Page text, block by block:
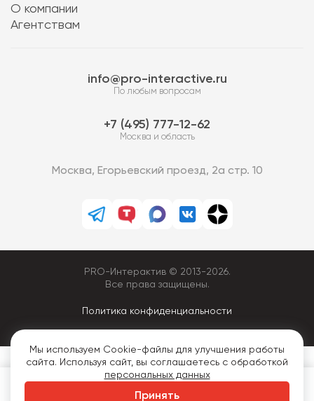
Заказать
О компании
Агентствам
info@pro-interactive.ru
По любым вопросам
7 (495) 777-12-62
Москва и область
Москва, Егорьевский проезд, 2а стр. 10
PRO-Интерактив © 2013-2026.
Все права защищены.
Политика конфиденциальности
Мы используем Cookie-файлы для улучшения работы
сайта. Используя сайт, вы соглашаетесь с обработкой
персональных данных
Принять